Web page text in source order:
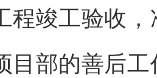
程竣工验收
目部的善后